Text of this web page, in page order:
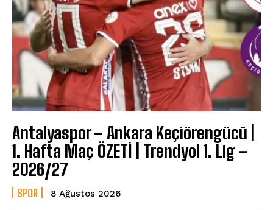
Antalyaspor – Ankara Keçiörengücü |
1. Hafta Maç ÖZETİ | Trendyol 1. Lig –
2026/27
SPOR 8 Ağustos 2026